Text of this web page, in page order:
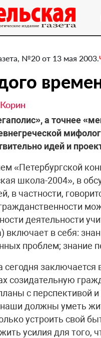
№20 от 13 мая 2003.
а точнее
идей и
«Петербургской
школа-2004», в
в частности,
деятельности
включает в себя:
проблем; знание
сегодня
созидательную
с перспективой и
должны уметь
устроить свой
усилия для того,